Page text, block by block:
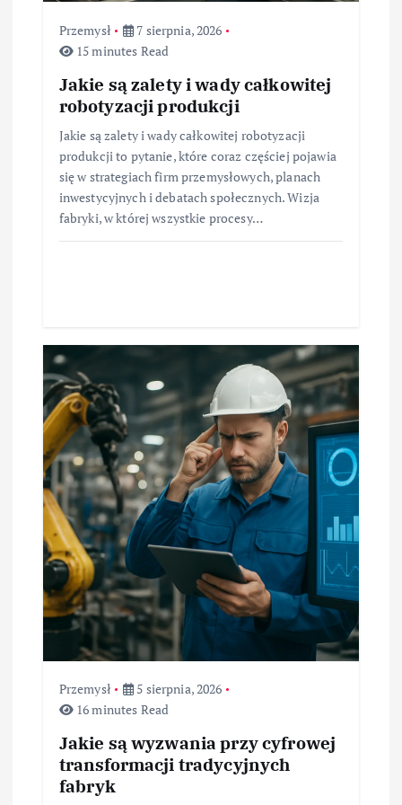
Przemysł
7 sierpnia, 2026
15 minutes Read
Jakie są zalety i wady całkowitej
robotyzacji produkcji
Jakie są zalety i wady całkowitej robotyzacji
produkcji to pytanie, które coraz częściej pojawia
się w strategiach firm przemysłowych, planach
inwestycyjnych i debatach społecznych. Wizja
fabryki, w której wszystkie procesy…
Przemysł
5 sierpnia, 2026
16 minutes Read
Jakie są wyzwania przy cyfrowej
transformacji tradycyjnych
fabryk